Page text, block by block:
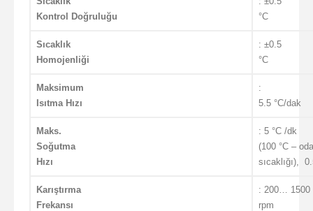
Kontrol Doğruluğu
°C
Sıcaklık
Homojenliği
: ±0.5
°C
Maksimum
Isıtma Hızı
:
5.5 °C/dak
Maks.
Soğutma
Hızı
: 5 °C /dk
(100 °C – oda
sıcaklığı),
Karıştırma
Frekansı
: 200… 1500
rpm